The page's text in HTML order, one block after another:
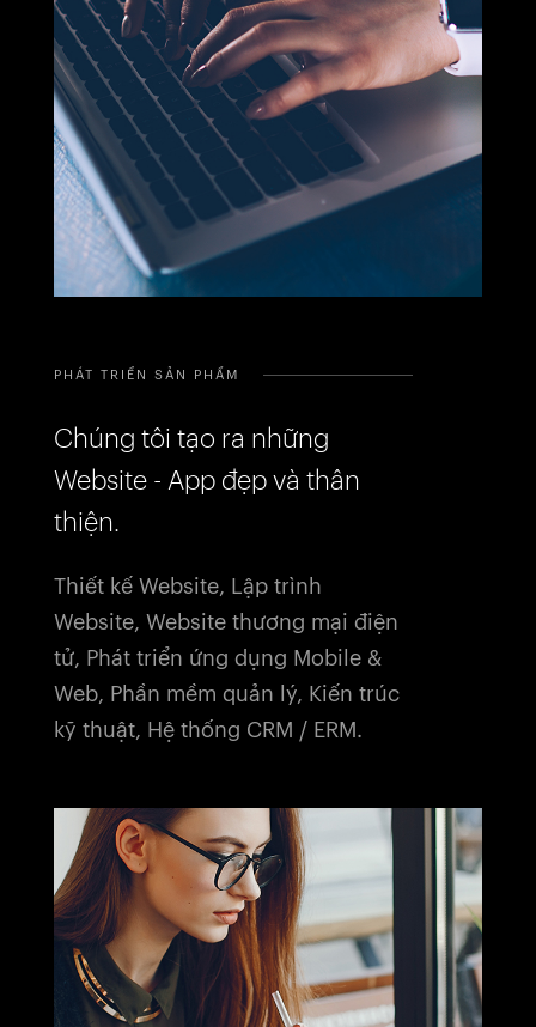
PHÁT TRIỂN SẢN PHẨM
Chúng tôi tạo ra những
Website - App đẹp và thân
thiện.
Thiết kế Website, Lập trình
Website, Website thương mại điện
tử, Phát triển ứng dụng Mobile &
Web, Phần mềm quản lý, Kiến ​​trúc
kỹ thuật, Hệ thống CRM / ERM.